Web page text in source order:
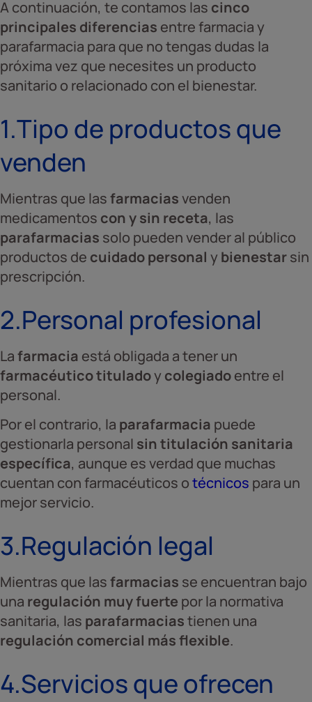
A continuación, te contamos las cinco
principales diferencias entre farmacia y
parafarmacia para que no tengas dudas la
próxima vez que necesites un producto
sanitario o relacionado con el bienestar.
1.Tipo de productos que
venden
Mientras que lasfarmaciasvenden
medicamentos con y sin receta, las
parafarmacias solo pueden vender al público
productos de cuidado personal ybienestarsin
prescripción.
2.Personal profesional
Lafarmacia está obligada a tener un
farmacéutico tituladoycolegiadoentre el
personal.
Por el contrario, la parafarmacia puede
gestionarla personal sin titulación sanitaria
específica, aunque es verdad que muchas
cuentan con farmacéuticos otécnicos para un
mejor servicio.
3.Regulación legal
Mientras que lasfarmacias se encuentran bajo
una regulación muy fuerte por la normativa
sanitaria, las parafarmaciastienen una
regulación comercial más flexible.
4.Servicios que ofrecen